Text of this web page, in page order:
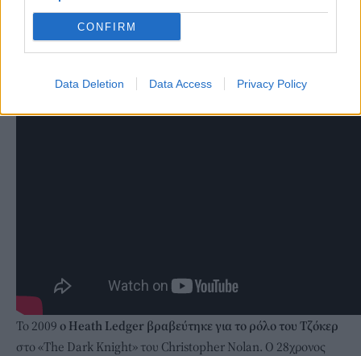
CONFIRM
Data Deletion Data Access Privacy Policy
Το 2009 ο Heath Ledger βραβεύτηκε για το ρόλο του Τζόκερ
στο «The Dark Knight» του Christopher Nolan. Ο 28χρονος